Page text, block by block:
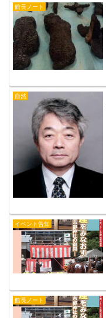
館長ノート
自然
イベント告知
館長ノート